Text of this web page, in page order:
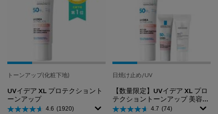
トーンアップ(化粧下地)
UVイデア XL プロテクショント
ーンアップ
4.6 (1920)
日焼け止め/UV
【数量限定】UVイデア XL プロ
テクショントーンアップ 美容液
＆トーンアップローズ+ 付きキ
4.7 (74)